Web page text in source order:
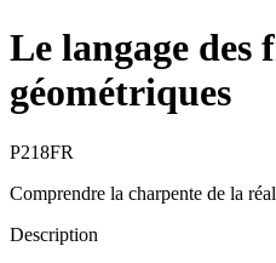
Le langage des
géométriques
P218FR
Comprendre la charpente de la
Description